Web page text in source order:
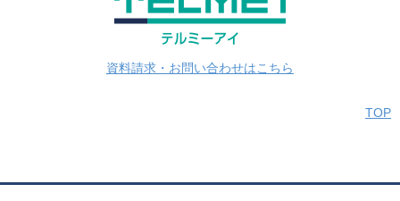
資料請求・お問い合わせはこちら
TOP